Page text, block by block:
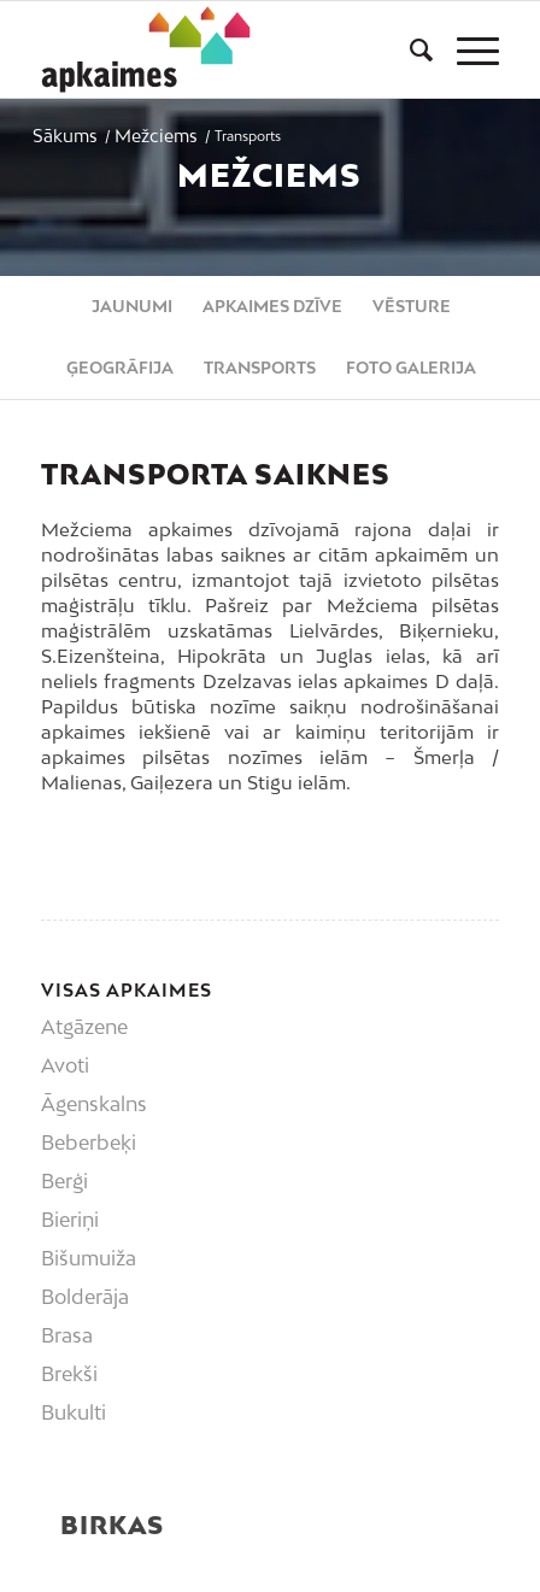
Sākums / Mežciems / Transports
MEŽCIEMS
JAUNUMI APKAIMES DZĪVE VĒSTURE
ĢEOGRĀFIJA TRANSPORTS FOTO GALERIJA
TRANSPORTA SAIKNES
Mežciema apkaimes dzīvojamā rajona daļai ir
nodrošinātas labas saiknes ar citām apkaimēm un
pilsētas centru, izmantojot tajā izvietoto pilsētas
maģistrāļu tīklu. Pašreiz par Mežciema pilsētas
maģistrālēm uzskatāmas Lielvārdes, Biķernieku,
S.Eizenšteina, Hipokrāta un Juglas ielas, kā arī
neliels fragments Dzelzavas ielas apkaimes D daļā.
Papildus būtiska nozīme saikņu nodrošināšanai
apkaimes iekšienē vai ar kaimiņu teritorijām ir
apkaimes pilsētas nozīmes ielām − Šmerļa /
Malienas, Gaiļezera un Stigu ielām.
VISAS APKAIMES
Atgāzene
Avoti
Āgenskalns
Beberbeķi
Berģi
Bieriņi
Bišumuiža
Bolderāja
Brasa
Brekši
Bukulti
Čiekurkalns
BIRKAS